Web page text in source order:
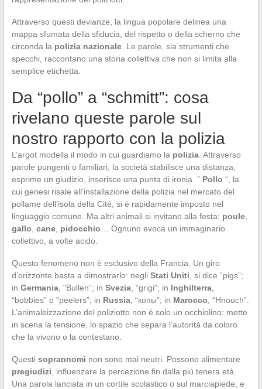
Attraverso questi devianze, la lingua popolare delinea una
mappa sfumata della sfiducia, del rispetto o della scherno che
circonda la polizia nazionale. Le parole, sia strumenti che
specchi, raccontano una storia collettiva che non si limita alla
semplice etichetta.
Da “pollo” a “schmitt”: cosa
rivelano queste parole sul
nostro rapporto con la polizia
L’argot modella il modo in cui guardiamo la polizia. Attraverso
parole pungenti o familiari, la società stabilisce una distanza,
esprime un giudizio, inserisce una punta di ironia. ” Pollo “, la
cui genesi risale all’installazione della polizia nel mercato del
pollame dell’isola della Cité, si è rapidamente imposto nel
linguaggio comune. Ma altri animali si invitano alla festa: poule,
gallo cane, pidocchio … Ognuno evoca un immaginario
collettivo, a volte acido.
Questo fenomeno non è esclusivo della Francia. Un giro
d’orizzonte basta a dimostrarlo: negli Stati Uniti , si dice “pigs”;
in Germania, “Bullen”; in Svezia, “grigi”; in Inghilterra,
“bobbies” o “peelers”; in Russia, “копы”; in Marocco , “Hnouch”.
L’animaleizzazione del poliziotto non è solo un occhiolino: mette
in scena la tensione, lo spazio che separa l’autorità da coloro
che la vivono o la contestano.
Questi soprannomi non sono mai neutri. Possono alimentare
pregiudizi , influenzare la percezione fin dalla più tenera età.
Una parola lanciata in un cortile scolastico o sul marciapiede, e